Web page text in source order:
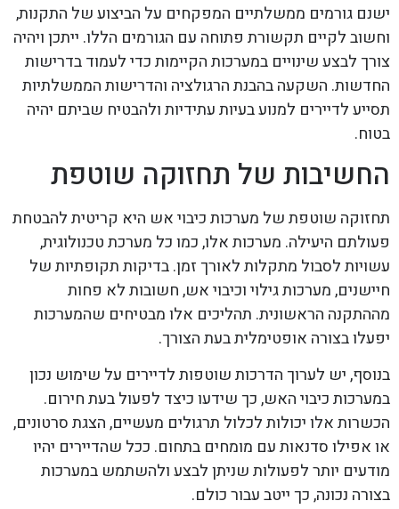
ישנם גורמים ממשלתיים המפקחים על הביצוע של התקנות,
וחשוב לקיים תקשורת פתוחה עם הגורמים הללו. ייתכן ויהיה
צורך לבצע שינויים במערכות הקיימות כדי לעמוד בדרישות
החדשות. השקעה בהבנת הרגולציה והדרישות הממשלתיות
תסייע לדיירים למנוע בעיות עתידיות ולהבטיח שביתם יהיה
בטוח.
החשיבות של תחזוקה שוטפת
תחזוקה שוטפת של מערכות כיבוי אש היא קריטית להבטחת
פעולתם היעילה. מערכות אלו, כמו כל מערכת טכנולוגית,
עשויות לסבול מתקלות לאורך זמן. בדיקות תקופתיות של
חיישנים, מערכות גילוי וכיבוי אש, חשובות לא פחות
מההתקנה הראשונית. תהליכים אלו מבטיחים שהמערכות
יפעלו בצורה אופטימלית בעת הצורך.
בנוסף, יש לערוך הדרכות שוטפות לדיירים על שימוש נכון
במערכות כיבוי האש, כך שידעו כיצד לפעול בעת חירום.
הכשרות אלו יכולות לכלול תרגולים מעשיים, הצגת סרטונים,
או אפילו סדנאות עם מומחים בתחום. ככל שהדיירים יהיו
מודעים יותר לפעולות שניתן לבצע ולהשתמש במערכות
בצורה נכונה, כך ייטב עבור כולם.